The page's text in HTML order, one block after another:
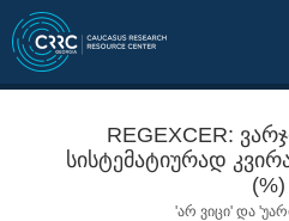
REGEXCER:
სისტემატიურად
(%)
'არ ვიცი' და